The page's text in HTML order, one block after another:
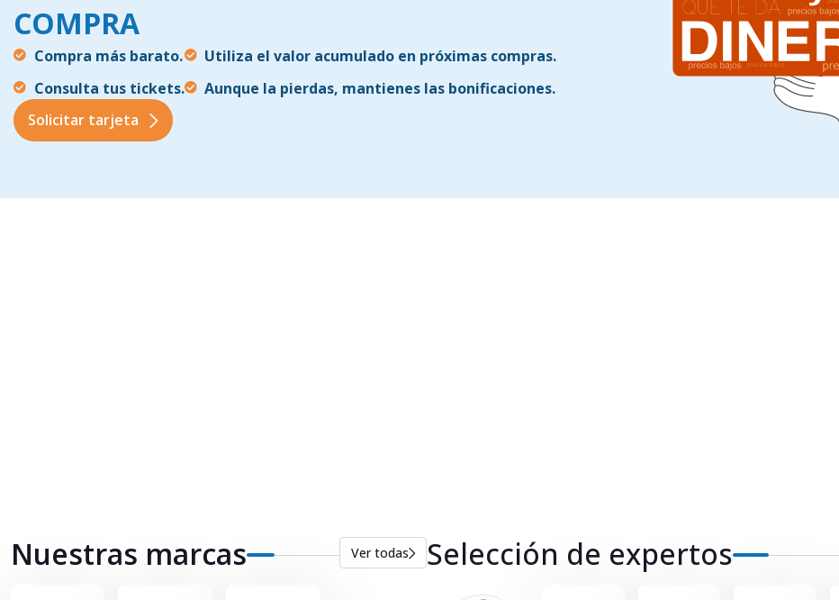
COMPRA
Compra más barato.
Consulta tus tickets.
Utiliza el valor acumulado en próximas compras.
Aunque la pierdas, mantienes las bonificaciones.
Solicitar tarjeta
Nuestras marcas Ver todas Selección de expertos